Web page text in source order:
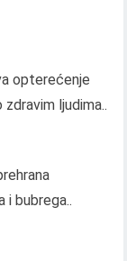
opterećenje
ljudima..
i bubrega..